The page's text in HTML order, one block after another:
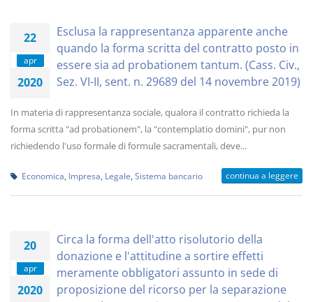
22
apr
2020
Esclusa la rappresentanza apparente anche
quando la forma scritta del contratto posto in
essere sia ad probationem tantum. (Cass. Civ.,
Sez. VI-II, sent. n. 29689 del 14 novembre 2019)
In materia di rappresentanza sociale, qualora il contratto richieda la
forma scritta "ad probationem", la "contemplatio domini", pur non
richiedendo l'uso formale di formule sacramentali, deve...
Economica Impresa Legale Sistema bancario continua a leggere
20
apr
2020
Circa la forma dell'atto risolutorio della
donazione e l'attitudine a sortire effetti
meramente obbligatori assunto in sede di
proposizione del ricorso per la separazione